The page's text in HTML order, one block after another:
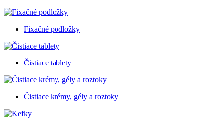
Fixačné podložky
Čistiace tablety
Čistiace krémy, gély a roztoky